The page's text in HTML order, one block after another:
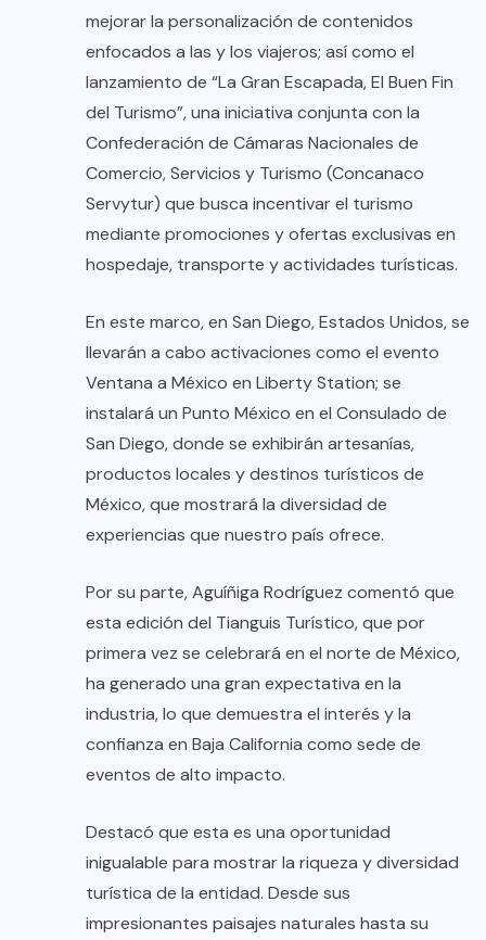
mejorar la personalización de contenidos
enfocados a las y los viajeros; así como el
lanzamiento de “La Gran Escapada, El Buen Fin
del Turismo”, una iniciativa conjunta con la
Confederación de Cámaras Nacionales de
Comercio, Servicios y Turismo (Concanaco
Servytur) que busca incentivar el turismo
mediante promociones y ofertas exclusivas en
hospedaje, transporte y actividades turísticas.
En este marco, en San Diego, Estados Unidos, se
llevarán a cabo activaciones como el evento
Ventana a México en Liberty Station; se
instalará un Punto México en el Consulado de
San Diego, donde se exhibirán artesanías,
productos locales y destinos turísticos de
México, que mostrará la diversidad de
experiencias que nuestro país ofrece.
Por su parte, Aguíñiga Rodríguez comentó que
esta edición del Tianguis Turístico, que por
primera vez se celebrará en el norte de México,
ha generado una gran expectativa en la
industria, lo que demuestra el interés y la
confianza en Baja California como sede de
eventos de alto impacto.
Destacó que esta es una oportunidad
inigualable para mostrar la riqueza y diversidad
turística de la entidad. Desde sus
impresionantes paisajes naturales hasta su